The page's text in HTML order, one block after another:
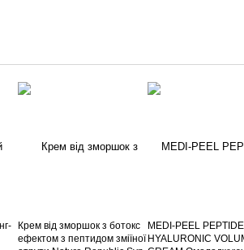
Крем від зморшок з ботокс
ефектом з пептидом зміїної
MEDI-PEEL
HYALURONIC